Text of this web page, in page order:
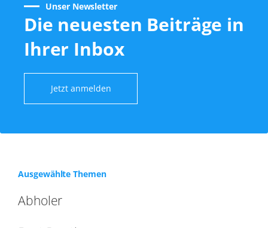
Unser Newsletter
Die neuesten Beiträge in
Ihrer Inbox
Jetzt anmelden
Ausgewählte Themen
Abholer